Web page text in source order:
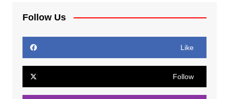
Follow Us
Like
Follow